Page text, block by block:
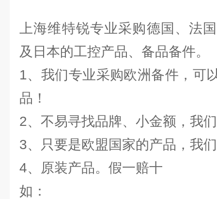
上海维特锐专业采购德国、法
及日本的工控产品、备品备件。
1、我们专业采购欧洲备件，可
品！
2、不易寻找品牌、小金额，我
3、只要是欧盟国家的产品，我
4、原装产品。假一赔十
如：